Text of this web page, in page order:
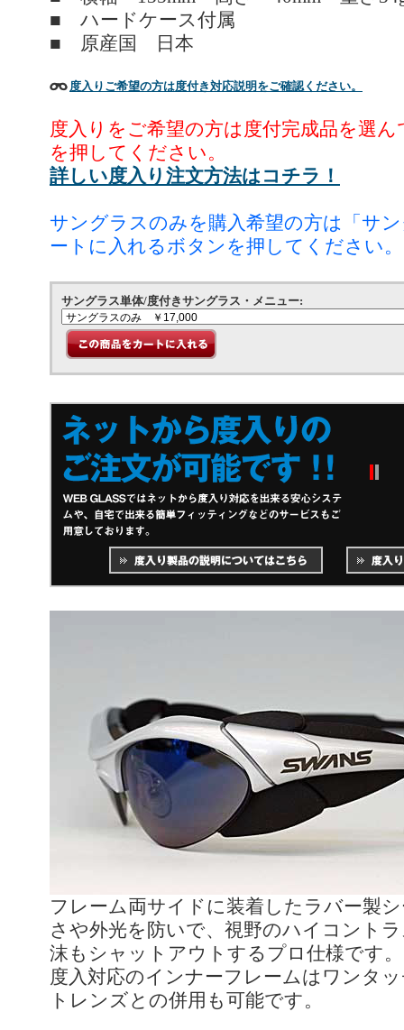
■ ハードケース付属
■ 原産国 日本
度入りご希望の方は度付き対応説明をご確認ください。
度入りをご希望の方は度付完成品を選
を押してください。
詳しい度入り注文方法はコチラ！
サングラスのみを購入希望の方は「サ
ートに入れるボタンを押してください。
サングラス単体/度付きサングラス・メニュー:
フレーム両サイドに装着したラバー製
さや外光を防いで、視野のハイコント
沫もシャットアウトするプロ仕様です。
度入対応のインナーフレームはワンタ
トレンズとの併用も可能です。